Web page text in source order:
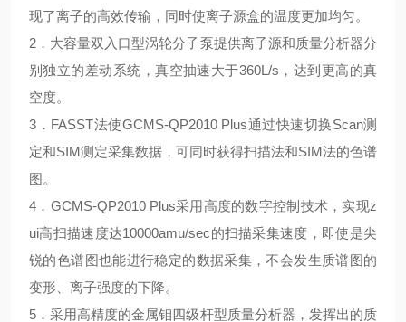
现了离子的高效传输，同时使离子源盒的温度更加均匀。
2．大容量双入口型涡轮分子泵提供离子源和质量分析器分
别独立的差动系统，真空抽速大于360L/s，达到更高的真
空度。
3．FASST法使GCMS-QP2010 Plus通过快速切换Scan测
定和SIM测定采集数据，可同时获得扫描法和SIM法的色谱
图。
4．GCMS-QP2010 Plus采用高度的数字控制技术，实现z
ui高扫描速度达10000amu/sec的扫描采集速度，即使是尖
锐的色谱图也能进行稳定的数据采集，不会发生质谱图的
变形、离子强度的下降。
5．采用高精度的金属钼四级杆型质量分析器，发挥出的质